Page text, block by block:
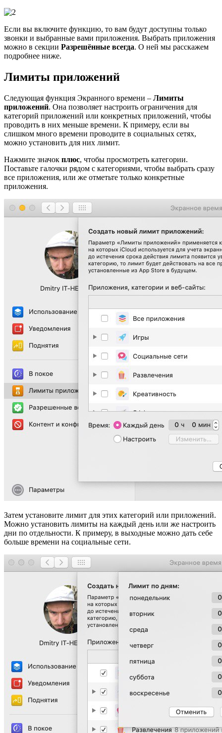
Если вы включите функцию, то вам будут доступны только
звонки и выбранные вами приложения. Выбрать приложения
можно в секции Разрешённые всегда. О ней мы расскажем
подробнее ниже.
Лимиты приложений
Следующая функция Экранного времени – Лимиты
приложений. Она позволяет настроить ограничения для
категорий приложений или конкретных приложений, чтобы
проводить в них меньше времени. К примеру, если вы
слишком много времени проводите в социальных сетях,
можно установить для них лимит.
Нажмите значок плюс, чтобы просмотреть категории.
Поставьте галочки рядом с категориями, чтобы выбрать сразу
все приложения, или же отметьте только конкретные
приложения.
Затем установите лимит для этих категорий или приложений.
Можно установить лимиты на каждый день или же настроить
дни по отдельности. К примеру, в выходные можно дать себе
больше времени на социальные сети.